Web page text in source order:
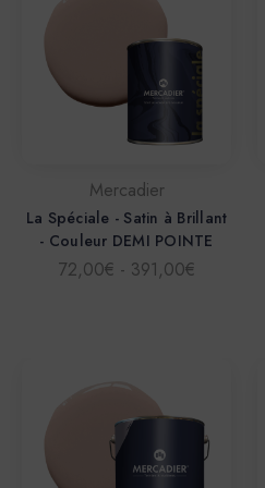
Mercadier
La Spéciale - Satin à Brillant
- Couleur DEMI POINTE
72,00€ - 391,00€